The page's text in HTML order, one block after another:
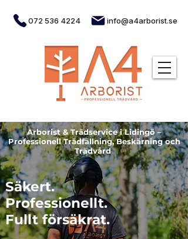
072 536 4224 info@a4arborist.se
Arborist & Trädservice i Lidingö –
Professionell Trädfällning, Beskärning och
Trädvård
Säkert.
Professionellt.
Fullt försäkrat.